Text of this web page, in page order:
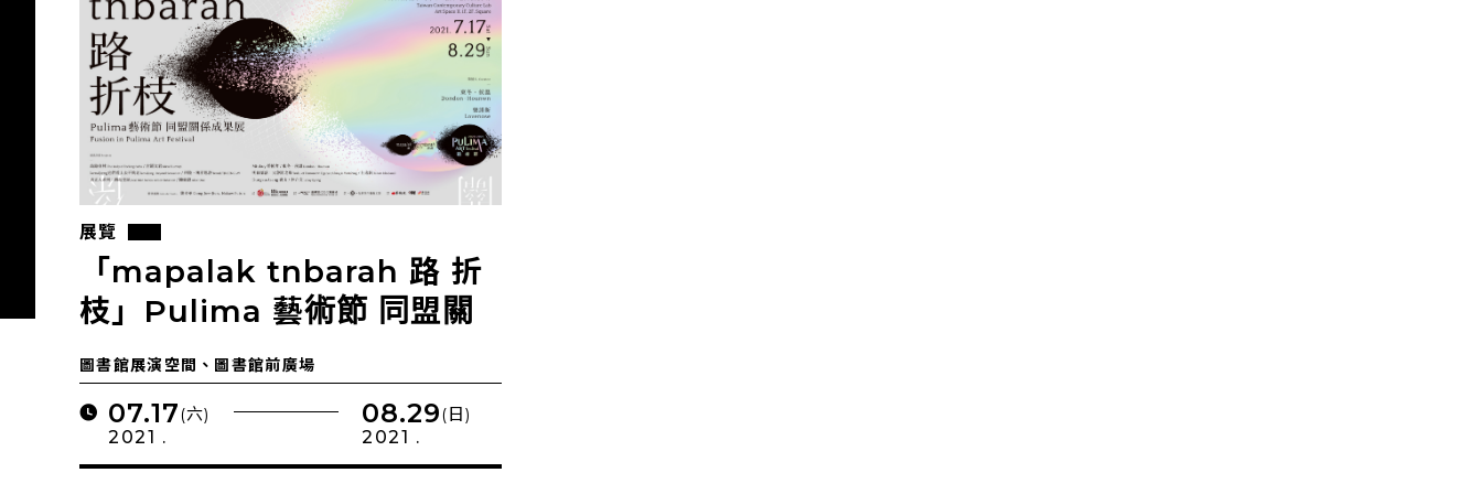
展覽
「mapalak tnbarah 路 折
枝」Pulima 藝術節 同盟關
係 成果展
圖書館展演空間、圖書館前廣場
07.17(六)
2021 .
08.29(日)
2021 .